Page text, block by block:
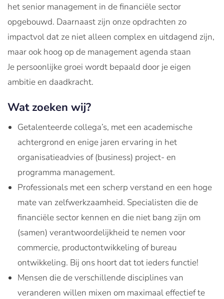
het senior management in de financiële sector
opgebouwd. Daarnaast zijn onze opdrachten zo
impactvol dat ze niet alleen complex en uitdagend zijn,
maar ook hoog op de management agenda staan
Je persoonlijke groei wordt bepaald door je eigen
ambitie en daadkracht.
Wat zoeken wij?
Getalenteerde collega’s, met een academische
achtergrond en enige jaren ervaring in het
organisatieadvies of (business) project- en
programma management.
Professionals met een scherp verstand en een hoge
mate van zelfwerkzaamheid. Specialisten die de
financiële sector kennen en die niet bang zijn om
(samen) verantwoordelijkheid te nemen voor
commercie, productontwikkeling of bureau
ontwikkeling. Bij ons hoort dat tot ieders functie!
Mensen die de verschillende disciplines van
veranderen willen mixen om maximaal effectief te